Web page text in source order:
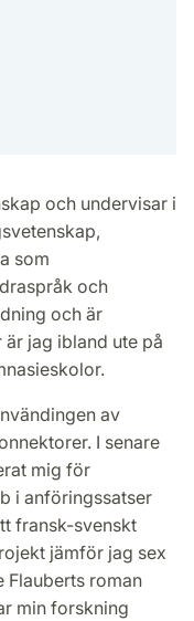
och undervisar i
som
och
och är
jag ibland ute på
av
I senare
mig för
i anföringssatser
fransk-svenskt
jämför jag sex
Flauberts roman
min forskning